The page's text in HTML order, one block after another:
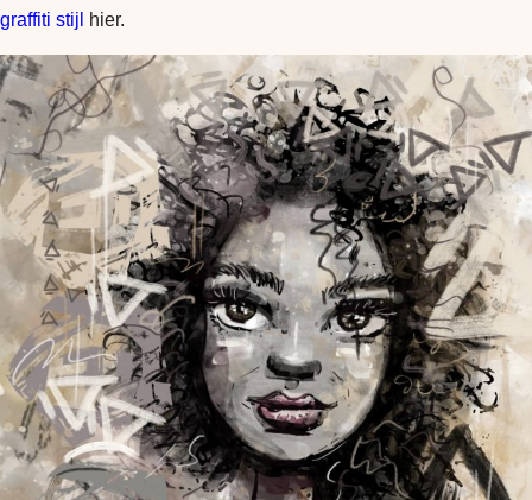
graffiti stijl
hier.